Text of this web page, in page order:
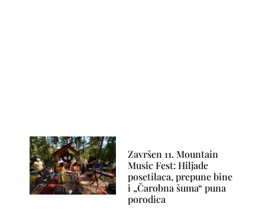
Završen 11. Mountain
Music Fest: Hiljade
posetilaca, prepune bine
i „Čarobna šuma“ puna
porodica